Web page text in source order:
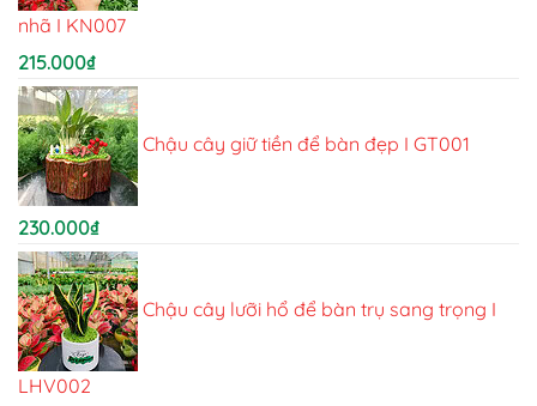
nhã I KN007
215.000₫
Chậu cây giữ tiền để bàn đẹp I GT001
230.000₫
Chậu cây lưỡi hổ để bàn trụ sang trọng I
LHV002